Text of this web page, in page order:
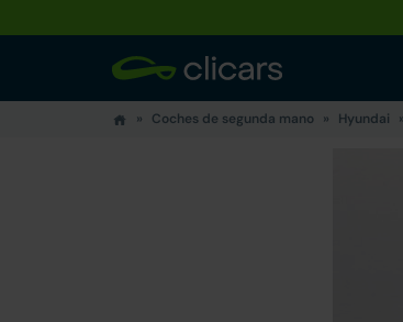
Coches de segunda mano Hyundai